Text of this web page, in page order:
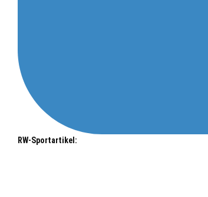
RW-Sportartikel: